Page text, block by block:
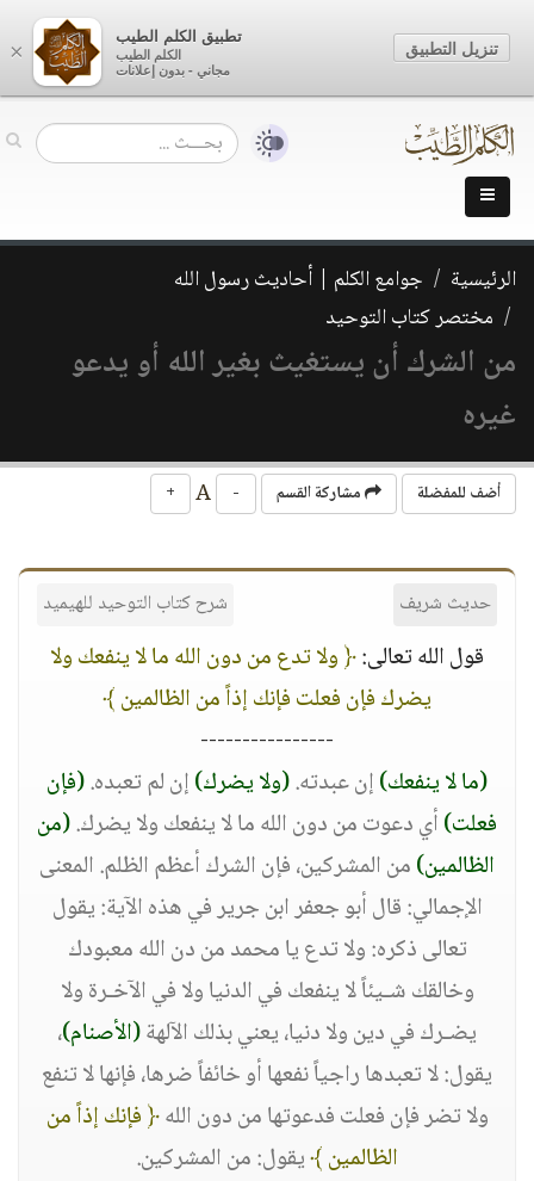
الرئيسية
جوامع الكلم | أحاديث رسول الله
مختصر كتاب التوحيد
من الشرك أن يستغيث بغير الله أو يدعو
غيره
أضف للمفضلة مشاركة القسم -
+
حديث شريف شرح كتاب التوحيد للهيميد
قول الله تعالى:﴿ ولا تدع من دون الله ما لا ينفعك ولا
يضرك فإن فعلت فإنك إذاً من الظالمين ﴾
----------------
(ما لا ينفعك)إن عبدته.(ولا يضرك)إن لم تعبده.(فإن
فعلت)أي دعوت من دون الله ما لا ينفعك ولا يضرك.(من
الظالمين)من المشركين، فإن الشرك أعظم الظلم. المعنى
الإجمالي: قال أبو جعفر ابن جرير في هذه الآية: يقول
تعالى ذكره: ولا تدع يا محمد من دن الله معبودك
وخالقك شـيئاً لا ينفعك في الدنيا ولا في الآخـرة ولا
يضـرك في دين ولا دنيا، يعني بذلك الآلهة(الأصنام)،
يقول: لا تعبدها راجياً نفعها أو خائفاً ضرها، فإنها لا تنفع
ولا تضر فإن فعلت فدعوتها من دون الله﴿ فإنك إذاً من
الظالمين ﴾يقول: من المشركين.
×
تطبيق الكلم الطيب
الكلم الطيب
مجاني - بدون إعلانات
تنزيل التطبيق